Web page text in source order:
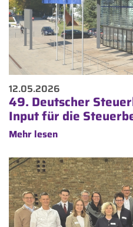
12.05.2026
49. Deutscher
Input für die
Mehr lesen